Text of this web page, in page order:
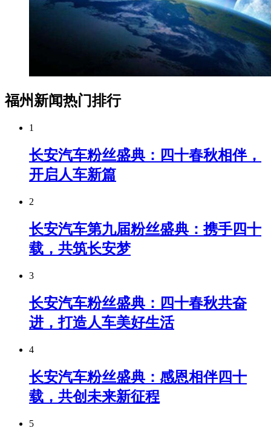
福州新闻热门排行
1
长安汽车粉丝盛典：四十春秋相伴，
开启人车新篇
2
长安汽车第九届粉丝盛典：携手四十
载，共筑长安梦
3
长安汽车粉丝盛典：四十春秋共奋
进，打造人车美好生活
4
长安汽车粉丝盛典：感恩相伴四十
载，共创未来新征程
5